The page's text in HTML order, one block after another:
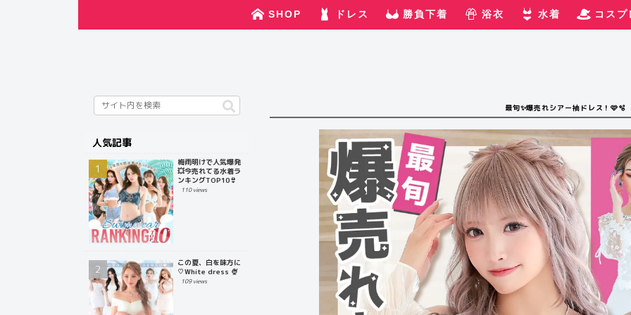
SHOP ドレス 勝負下着 浴衣 水着 コスプ
最旬✨爆売れシアー袖ドレス！🩷🫧
人気記事
梅雨明けで人気爆発
💥今売れてる水着ラ
ンキングTOP10👙
110 views
この夏、白を味方に
♡White dress 🍨
109 views